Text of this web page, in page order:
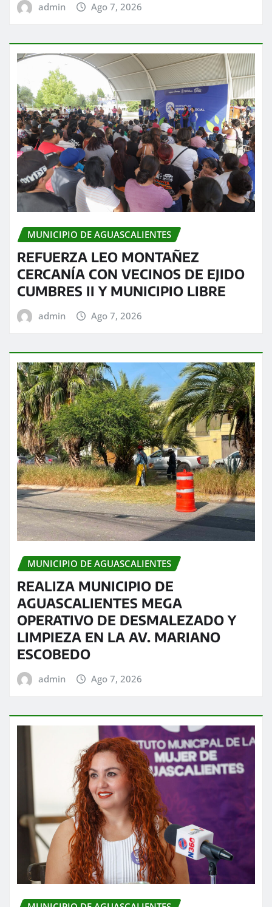
admin Ago 7, 2026
MUNICIPIO DE AGUASCALIENTES
REFUERZA LEO MONTAÑEZ
CERCANÍA CON VECINOS DE EJIDO
CUMBRES II Y MUNICIPIO LIBRE
admin Ago 7, 2026
MUNICIPIO DE AGUASCALIENTES
REALIZA MUNICIPIO DE
AGUASCALIENTES MEGA
OPERATIVO DE DESMALEZADO Y
LIMPIEZA EN LA AV. MARIANO
ESCOBEDO
admin Ago 7, 2026